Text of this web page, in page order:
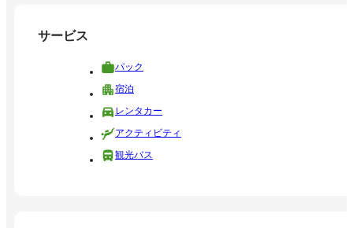
サービス
パック
宿泊
レンタカー
アクティビティ
観光バス